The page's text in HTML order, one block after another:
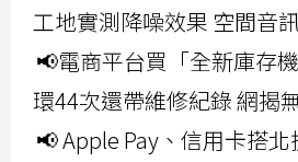
工地實測降噪效果 空間音
📢電商平台買「全新庫存
環44次還帶維修紀錄 網揭
📢 Apple Pay、信用卡搭